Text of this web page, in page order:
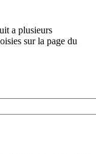
a plusieurs
sur la page du